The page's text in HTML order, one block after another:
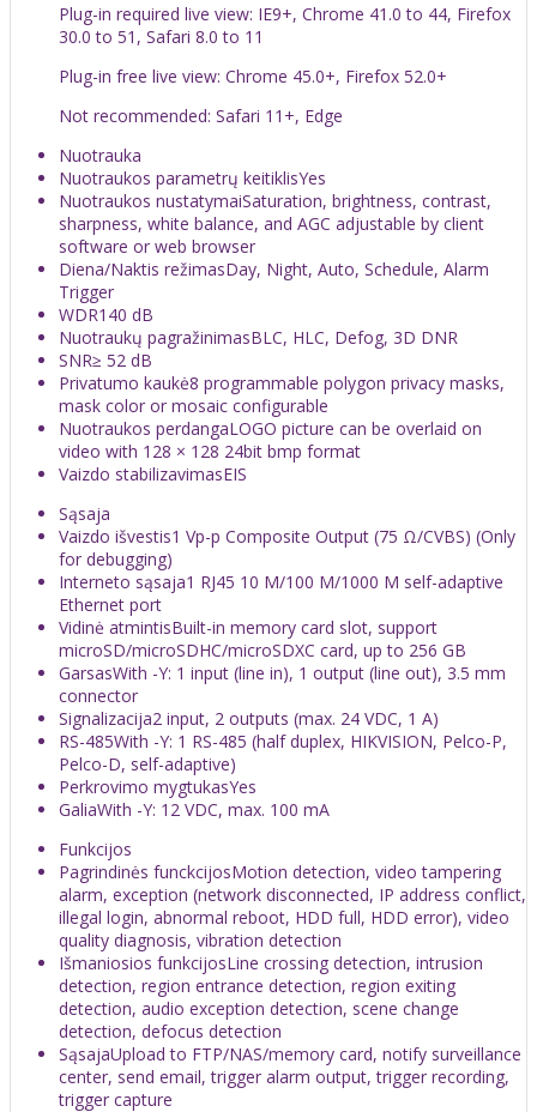
Plug-in required live view: IE9+, Chrome 41.0 to 44, Firefox
30.0 to 51, Safari 8.0 to 11
Plug-in free live view: Chrome 45.0+, Firefox 52.0+
Not recommended: Safari 11+, Edge
Nuotrauka
Nuotraukos parametrų keitiklisYes
Nuotraukos nustatymaiSaturation, brightness, contrast,
sharpness, white balance, and AGC adjustable by client
software or web browser
Diena/Naktis režimasDay, Night, Auto, Schedule, Alarm
Trigger
WDR140 dB
Nuotraukų pagražinimasBLC, HLC, Defog, 3D DNR
SNR≥ 52 dB
Privatumo kaukė8 programmable polygon privacy masks,
mask color or mosaic configurable
Nuotraukos perdangaLOGO picture can be overlaid on
video with 128 × 128 24bit bmp format
Vaizdo stabilizavimasEIS
Sąsaja
Vaizdo išvestis1 Vp-p Composite Output (75 Ω/CVBS) (Only
for debugging)
Interneto sąsaja1 RJ45 10 M/100 M/1000 M self-adaptive
Ethernet port
Vidinė atmintisBuilt-in memory card slot, support
microSD/microSDHC/microSDXC card, up to 256 GB
GarsasWith -Y: 1 input (line in), 1 output (line out), 3.5 mm
connector
Signalizacija2 input, 2 outputs (max. 24 VDC, 1 A)
RS-485With -Y: 1 RS-485 (half duplex, HIKVISION, Pelco-P,
Pelco-D, self-adaptive)
Perkrovimo mygtukasYes
GaliaWith -Y: 12 VDC, max. 100 mA
Funkcijos
Pagrindinės funckcijosMotion detection, video tampering
alarm, exception (network disconnected, IP address conflict,
illegal login, abnormal reboot, HDD full, HDD error), video
quality diagnosis, vibration detection
Išmaniosios funkcijosLine crossing detection, intrusion
detection, region entrance detection, region exiting
detection, audio exception detection, scene change
detection, defocus detection
SąsajaUpload to FTP/NAS/memory card, notify surveillance
center, send email, trigger alarm output, trigger recording,
trigger capture